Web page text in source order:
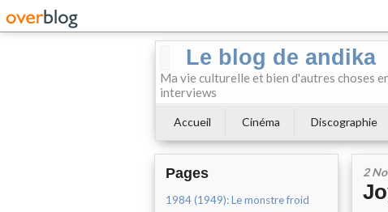
Le blog de andika
Ma vie culturelle et bien d'autres choses
interviews
Accueil Cinéma Discographie
Pages
1984 (1949): Le monstre froid
2